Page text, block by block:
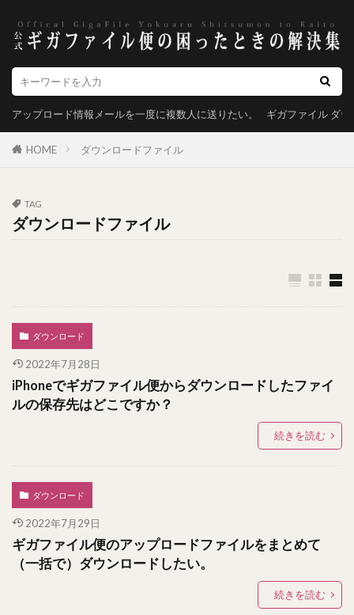
アップロード情報メールを一度に複数人に送りたい。 ギガファイル ダ
HOME ダウンロードファイル
TAG
ダウンロードファイル
ダウンロード
2022年7月28日
iPhoneでギガファイル便からダウンロードしたファイ
ルの保存先はどこですか？
続きを読む
ダウンロード
2022年7月29日
ギガファイル便のアップロードファイルをまとめて
（一括で）ダウンロードしたい。
続きを読む